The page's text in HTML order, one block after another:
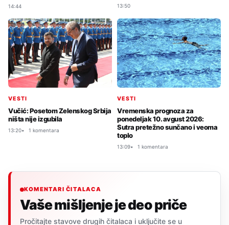
14:44 13:50
VESTI
Vučić: Posetom Zelenskog Srbija
ništa nije izgubila
13:20 1 komentara
VESTI
Vremenska prognoza za
ponedeljak 10. avgust 2026:
Sutra pretežno sunčano i veoma
toplo
13:09 1 komentara
KOMENTARI ČITALACA
Vaše mišljenje je deo priče
Pročitajte stavove drugih čitalaca i uključite se u